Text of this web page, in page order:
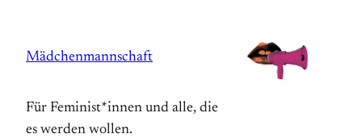
springen
Mädchenmannschaft
Für Feminist*innen und alle, die
es werden wollen.